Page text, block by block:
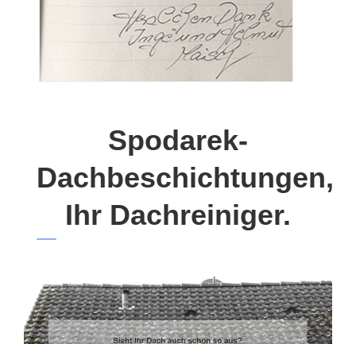
Spodarek-
Dachbeschichtungen,
Ihr Dachreiniger.